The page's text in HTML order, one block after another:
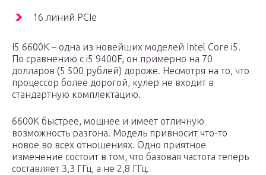
16 линий PCIe
I5 6600K – одна из новейших моделей Intel Core i5.
По сравнению с i5 9400F, он примерно на 70
долларов (5 500 рублей) дороже. Несмотря на то, что
процессор более дорогой, кулер не входит в
стандартную комплектацию.
6600K быстрее, мощнее и имеет отличную
возможность разгона. Модель привносит что-то
новое во всех отношениях. Одно приятное
изменение состоит в том, что базовая частота теперь
составляет 3,3 ГГц, а не 2,8 ГГц.